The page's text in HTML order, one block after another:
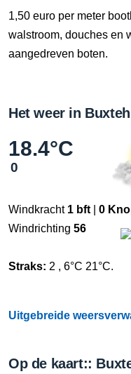
1,50 euro per meter
walstroom, douches en
aangedreven boten.
Het weer in
18.4°C
0
Windkracht 1 bft 0
Windrichting 56
Straks: 2 , 6°C 21°C.
Uitgebreide
Op de kaart::